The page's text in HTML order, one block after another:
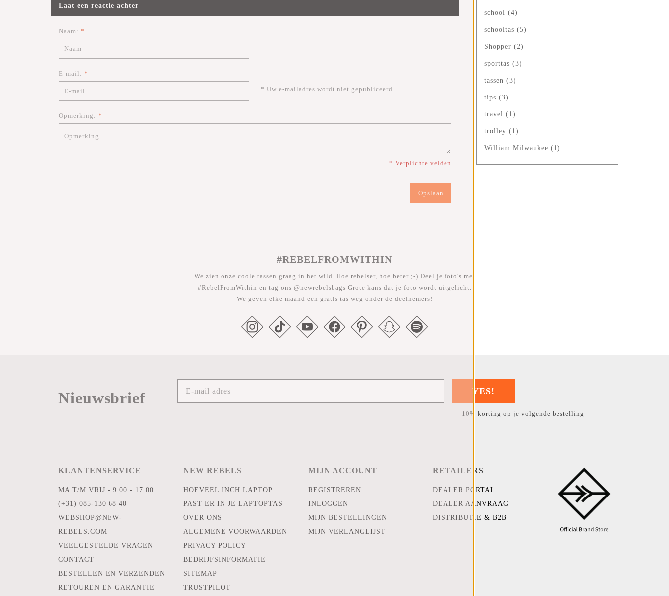
Laat een reactie achter
Naam: *
E-mail: *
* Uw e-mailadres wordt niet gepubliceerd.
Opmerking: *
* Verplichte velden
Opslaan
school (4)
schooltas (5)
Shopper (2)
sporttas (3)
tassen (3)
tips (3)
travel (1)
trolley (1)
William Milwaukee (1)
#REBELFROMWITHIN
We zien onze coole tassen graag in het wild. Hoe rebelser, hoe beter ;-) Deel je foto's met
#RebelFromWithin en tag ons @newrebelsbags Grote kans dat je foto wordt uitgelicht.
We geven elke maand een gratis tas weg onder de deelnemers!
Nieuwsbrief YES!
10% korting op je volgende bestelling
KLANTENSERVICE
MA T/M VRIJ - 9:00 - 17:00
(+31) 085-130 68 40
WEBSHOP@NEW-
REBELS.COM
VEELGESTELDE VRAGEN
CONTACT
BESTELLEN EN VERZENDEN
RETOUREN EN GARANTIE
NEW REBELS
HOEVEEL INCH LAPTOP
PAST ER IN JE LAPTOPTAS
OVER ONS
ALGEMENE VOORWAARDEN
PRIVACY POLICY
BEDRIJFSINFORMATIE
SITEMAP
TRUSTPILOT
MIJN ACCOUNT
REGISTREREN
INLOGGEN
MIJN BESTELLINGEN
MIJN VERLANGLIJST
RETAILERS
DEALER PORTAL
DEALER AANVRAAG
DISTRIBUTIE & B2B